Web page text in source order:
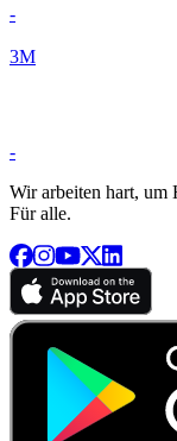
-
3M
-
Wir arbeiten hart, um
Für alle.